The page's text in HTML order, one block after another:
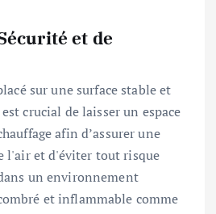
et de
sur une surface stable et
crucial de laisser un espace
afin d’assurer une
l'air et d'éviter tout risque
un environnement
et inflammable comme